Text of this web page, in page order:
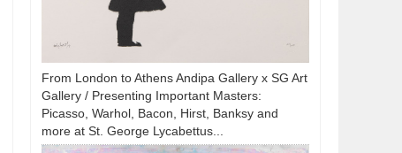
From London to Athens Andipa Gallery x SG Art
Gallery / Presenting Important Masters:
Picasso, Warhol, Bacon, Hirst, Banksy and
more at St. George Lycabettus...